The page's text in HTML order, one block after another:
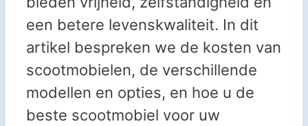
een betere levenskwaliteit. In dit
artikel bespreken we de kosten van
scootmobielen, de verschillende
modellen en opties, en hoe u de
beste scootmobiel voor uw